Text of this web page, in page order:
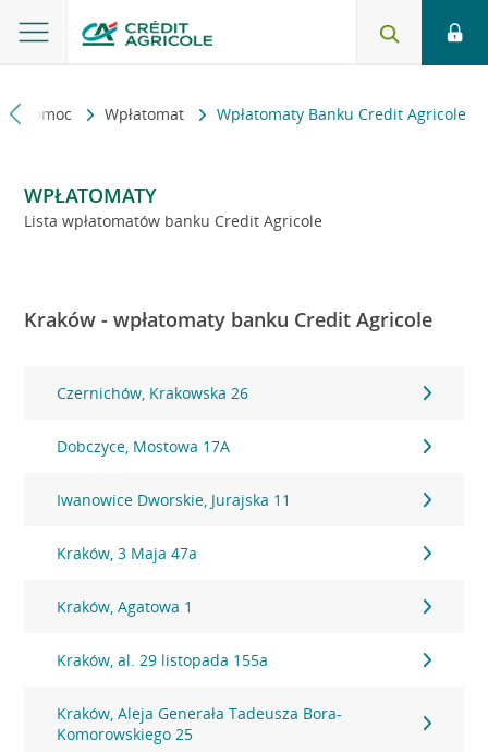
i pomoc Wpłatomat Wpłatomaty Banku Credit Agricole
WPŁATOMATY
Lista wpłatomatów banku Credit Agricole
Kraków - wpłatomaty banku Credit Agricole
Czernichów, Krakowska 26
Dobczyce, Mostowa 17A
Iwanowice Dworskie, Jurajska 11
Kraków, 3 Maja 47a
Kraków, Agatowa 1
Kraków, al. 29 listopada 155a
Kraków, Aleja Generała Tadeusza Bora-
Komorowskiego 25